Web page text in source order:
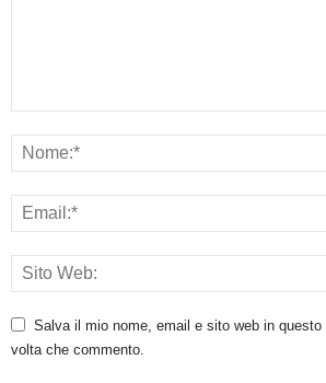
Salva il mio nome, email e sito web in
volta che commento.